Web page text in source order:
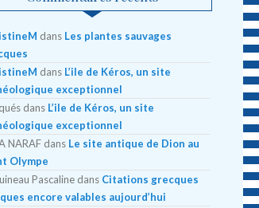
dans Les plantes sauvages
dans L’ile de Kéros, un site
exceptionnel
dans L’ile de Kéros, un site
exceptionnel
NARAFdans Le site antique de Dion au
Olympe
Pascalinedans Citations grecques
encore valables aujourd’hui